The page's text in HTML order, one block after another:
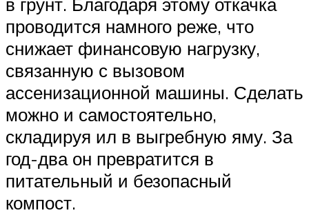
проводится намного реже, что
снижает финансовую нагрузку,
связанную с вызовом
ассенизационной машины. Сделать
можно и самостоятельно,
складируя ил в выгребную яму. За
год-два он превратится в
питательный и безопасный
компост.